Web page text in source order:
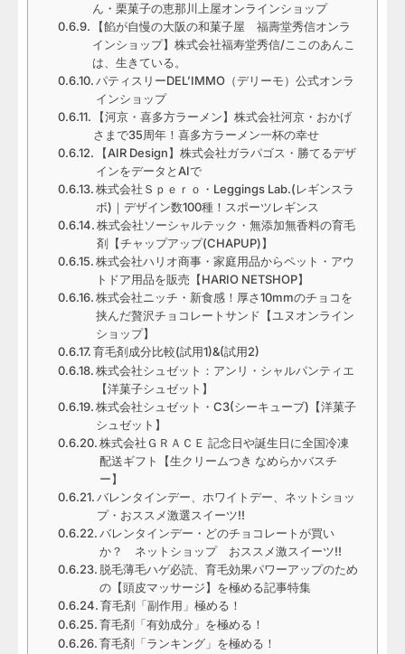
ん・栗菓子の恵那川上屋オンラインショップ
【餡が自慢の大阪の和菓子屋 福壽堂秀信オンラ
インショップ】株式会社福寿堂秀信/ここのあんこ
は、生きている。
パティスリーDEL’IMMO（デリーモ）公式オンラ
インショップ
【河京・喜多方ラーメン】株式会社河京・おかげ
さまで35周年！喜多方ラーメン一杯の幸せ
【AIR Design】株式会社ガラパゴス・勝てるデザ
インをデータとAIで
株式会社Ｓｐｅｒｏ・Leggings Lab.(レギンスラ
ボ)｜デザイン数100種！スポーツレギンス
株式会社ソーシャルテック・無添加無香料の育毛
剤【チャップアップ(CHAPUP)】
株式会社ハリオ商事・家庭用品からペット・アウ
トドア用品を販売【HARIO NETSHOP】
株式会社ニッチ・新食感！厚さ10mmのチョコを
挟んだ贅沢チョコレートサンド【ユヌオンライン
ショップ】
育毛剤成分比較(試用1)&(試用2)
株式会社シュゼット：アンリ・シャルパンティエ
【洋菓子シュゼット】
株式会社シュゼット・C3(シーキューブ)【洋菓子
シュゼット】
株式会社ＧＲＡＣＥ 記念日や誕生日に全国冷凍
配送ギフト【生クリームつき なめらかバスチ
ー】
バレンタインデー、ホワイトデー、ネットショッ
プ・おススメ激選スイーツ!!
バレンタインデー・どのチョコレートが買い
か？ ネットショップ おススメ激スイーツ!!
脱毛薄毛ハゲ必読、育毛効果パワーアップのため
の【頭皮マッサージ】を極める記事特集
育毛剤「副作用」極める！
育毛剤「有効成分」を極める！
育毛剤「ランキング」を極める！